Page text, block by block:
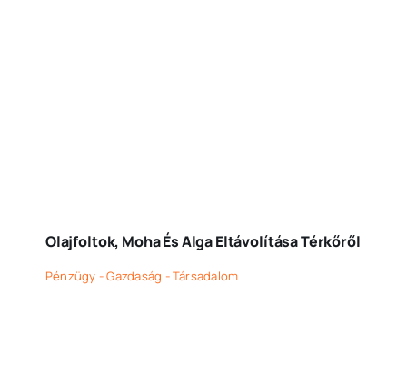
Olajfoltok, Moha És Alga Eltávolítása Térkőről
Pénzügy - Gazdaság - Társadalom